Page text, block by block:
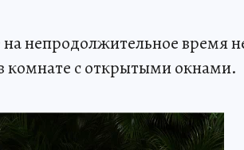
непродолжительное время
комнате с открытыми окнами.